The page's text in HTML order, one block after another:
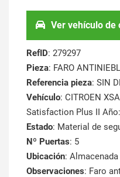
Ver vehículo de
RefID: 279297
Pieza: FARO
Referencia pieza: SIN
Vehículo: CITROEN
Satisfaction Plus II
Estado: Material de
Nº Puertas: 5
Ubicación: Almacenada
Observaciones: Faro